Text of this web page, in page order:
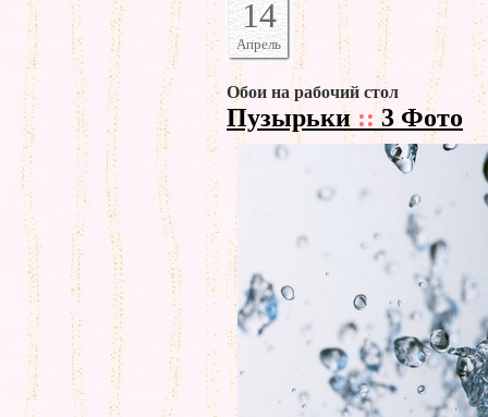
14
Апрель
Обои на рабочий стол
Пузырьки::3 Фото